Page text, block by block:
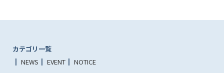
カテゴリ一覧
NEWS
EVENT NOTICE